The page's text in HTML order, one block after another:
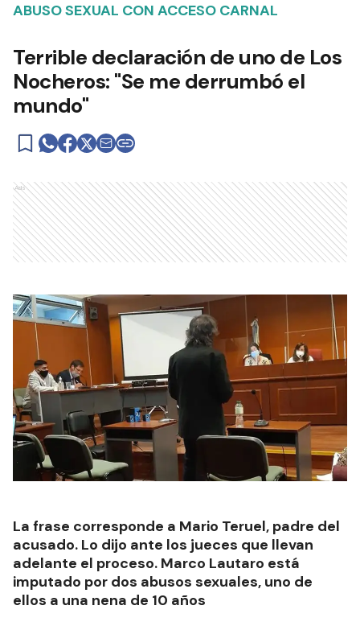
ABUSO SEXUAL CON ACCESO CARNAL
Terrible declaración de uno de Los
Nocheros: "Se me derrumbó el
mundo"
Ads
La frase corresponde a Mario Teruel, padre del
acusado. Lo dijo ante los jueces que llevan
adelante el proceso. Marco Lautaro está
imputado por dos abusos sexuales, uno de
ellos a una nena de 10 años